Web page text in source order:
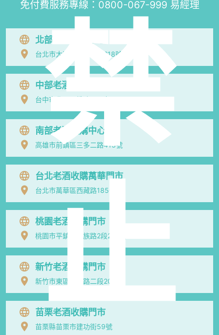
免付費服務專線： 0800-067-999 易經理
北部老酒收購中心
台北市大同區長安西路218號
中部老酒收購中心
台中市北區五權路219號
南部老酒收購中心
高雄市前鎮區三多二路413號
台北老酒收購萬華門市
台北市萬華區西藏路185號
桃園老酒收購門市
桃園市平鎮區民族路2段219號
新竹老酒收購門市
新竹市東區光復路二段209號
苗栗老酒收購門市
苗栗縣苗栗市建功街59號
禁
止